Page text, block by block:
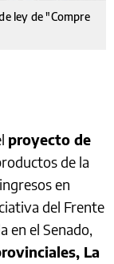
ley de "Compre
proyecto de
de la
en
del Frente
en el Senado,
La